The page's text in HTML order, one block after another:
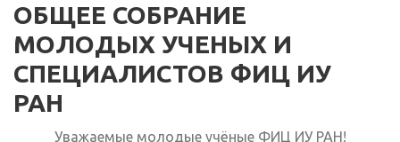
ОБЩЕЕ СОБРАНИЕ
МОЛОДЫХ УЧЕНЫХ И
СПЕЦИАЛИСТОВ ФИЦ ИУ
РАН
Уважаемые молодые учёные ФИЦ ИУ РАН!